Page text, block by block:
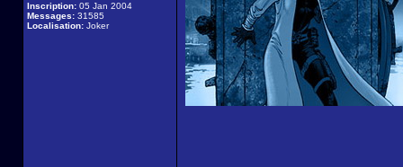
Inscription: 05 Jan 2004
Messages: 31585
Localisation: Joker